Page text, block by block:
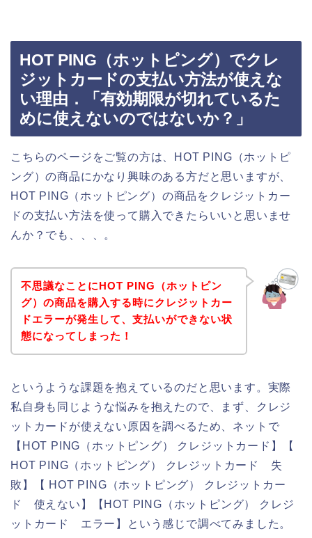
HOT PING（ホットピング）でクレ
ジットカードの支払い方法が使えな
い理由．「有効期限が切れているた
めに使えないのではないか？」
こちらのページをご覧の方は、HOT PING（ホットピ
ング）の商品にかなり興味のある方だと思いますが、
HOT PING（ホットピング）の商品をクレジットカー
ドの支払い方法を使って購入できたらいいと思いませ
んか？でも、、、。
不思議なことにHOT PING（ホットピン
グ）の商品を購入する時にクレジットカー
ドエラーが発生して、支払いができない状
態になってしまった！
というような課題を抱えているのだと思います。実際
私自身も同じような悩みを抱えたので、まず、クレジ
ットカードが使えない原因を調べるため、ネットで
【HOT PING（ホットピング） クレジットカード】【
HOT PING（ホットピング） クレジットカード 失
敗】【 HOT PING（ホットピング） クレジットカー
ド 使えない】【HOT PING（ホットピング） クレジ
ットカード エラー】という感じで調べてみました。